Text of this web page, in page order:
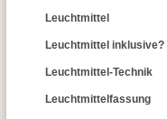
Leuchtmittel
Leuchtmittel inklusive?
Leuchtmittel-Technik
Leuchtmittelfassung